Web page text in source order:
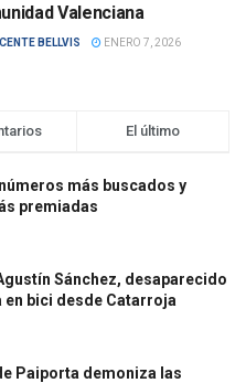
Valenciana
BELLVIS ENERO 7, 2026
El último
más buscados y
premiadas
Sánchez, desaparecido
en bici desde Catarroja
Paiporta demoniza las